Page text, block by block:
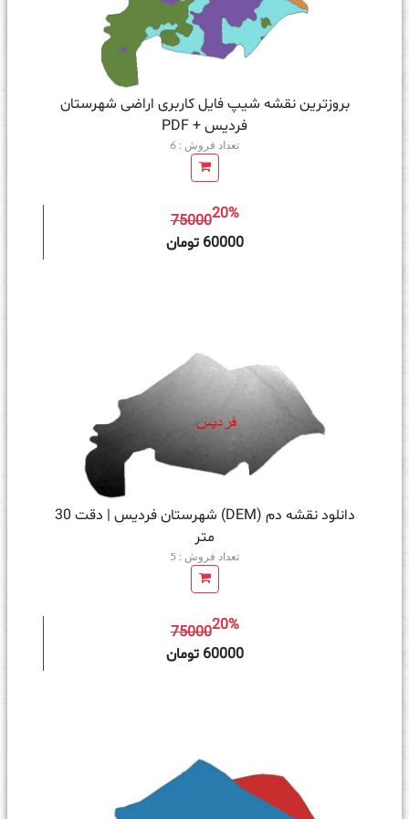
بروزترین نقشه شیپ فایل کاربری اراضی شهرستان
فردیس + PDF
تعداد فروش : 6
7500020%
60000 تومان
دانلود نقشه دم (DEM) شهرستان فردیس | دقت 30
متر
تعداد فروش : 5
7500020%
60000 تومان